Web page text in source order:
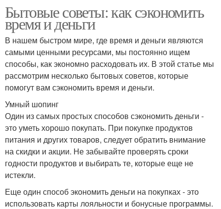
Бытовые советы: как сэкономить
время и деньги
В нашем быстром мире, где время и деньги являются
самыми ценными ресурсами, мы постоянно ищем
способы, как экономно расходовать их. В этой статье мы
рассмотрим несколько бытовых советов, которые
помогут вам сэкономить время и деньги.
Умный шопинг
Один из самых простых способов сэкономить деньги -
это уметь хорошо покупать. При покупке продуктов
питания и других товаров, следует обратить внимание
на скидки и акции. Не забывайте проверять сроки
годности продуктов и выбирать те, которые еще не
истекли.
Еще один способ экономить деньги на покупках - это
использовать карты лояльности и бонусные программы.